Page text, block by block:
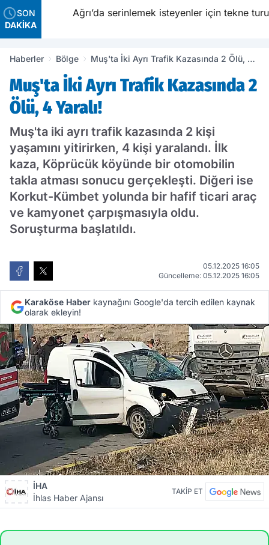
SON
DAKİKA
Ağrı’da serinlemek isteyenler için tekne turu
Haberler Bölge
Muş'ta İki Ayrı Trafik Kazasında 2 Ölü, 4
Muş'ta İki Ayrı Trafik Kazasında 2
Ölü, 4 Yaralı!
Muş'ta iki ayrı trafik kazasında 2 kişi
yaşamını yitirirken, 4 kişi yaralandı. İlk
kaza, Köprücük köyünde bir otomobilin
takla atması sonucu gerçekleşti. Diğeri ise
Korkut-Kümbet yolunda bir hafif ticari araç
ve kamyonet çarpışmasıyla oldu.
Soruşturma başlatıldı.
05.12.2025 16:05
Güncelleme: 05.12.2025 16:05
Karaköse Haber kaynağını Google'da tercih edilen kaynak
olarak ekleyin!
İHA
İhlas Haber Ajansı
TAKİP ET